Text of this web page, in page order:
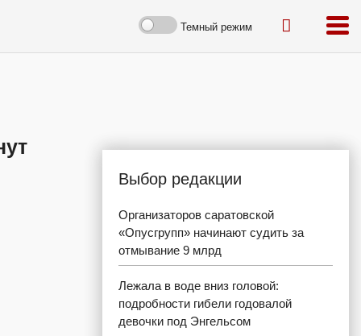
Темный режим
Выбор редакции
Организаторов саратовской
«Опусгрупп» начинают судить за
отмывание 9 млрд
Лежала в воде вниз головой:
подробности гибели годовалой
девочки под Энгельсом